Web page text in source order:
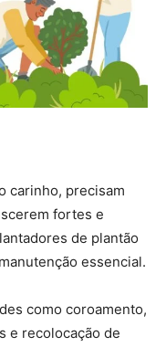
carinho, precisam
fortes e
de plantão
essencial.
como coroamento,
e recolocação de